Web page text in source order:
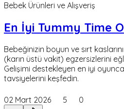
Bebek Ürünleri ve Alışveriş
En İyi Tummy Time
Bebeğinizin boyun ve sırt
(karın üstü vakit) egzersizlerini
Gelişimi destekleyen en iyi
tavsiyelerini keşfedin.
02 Mart 2026 5 0